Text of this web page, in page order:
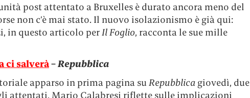
post attentato a Bruxelles è durato ancora meno del
non c’è mai stato. Il nuovo isolazionismo è già qui:
in questo articolo perIl Foglio, racconta le sue mille
ci salverà–Repubblica
apparso in prima pagina su Repubblicagiovedì, due
attentati, Mario Calabresi riflette sulle implicazioni